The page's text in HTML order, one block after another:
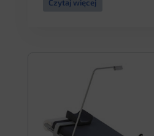
Czytaj więcej